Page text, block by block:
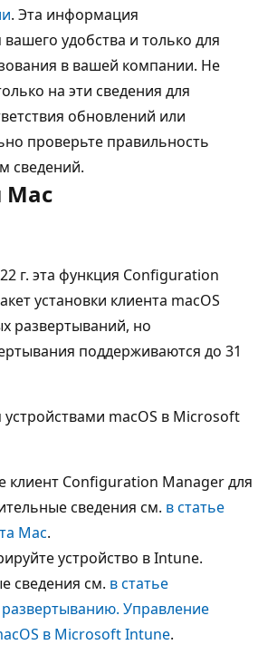
. Эта информация
вашего удобства и только для
в вашей компании. Не
на эти сведения для
обновлений или
проверьте правильность
сведений.
г. эта функция Configuration
установки клиента macOS
развертываний, но
поддерживаются до 31
macOS в Microsoft
клиент Configuration Manager для
сведения см. в статье
Mac.
устройство в Intune.
сведения см. в статье
развертыванию. Управление
в Microsoft Intune.